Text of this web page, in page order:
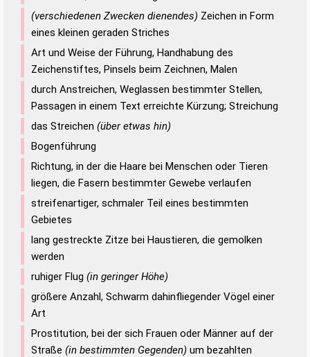
(verschiedenen Zwecken dienendes) Zeichen in Form
eines kleinen geraden Striches
Art und Weise der Führung, Handhabung des
Zeichenstiftes, Pinsels beim Zeichnen, Malen
durch Anstreichen, Weglassen bestimmter Stellen,
Passagen in einem Text erreichte Kürzung; Streichung
das Streichen (über etwas hin)
Bogenführung
Richtung, in der die Haare bei Menschen oder Tieren
liegen, die Fasern bestimmter Gewebe verlaufen
streifenartiger, schmaler Teil eines bestimmten
Gebietes
lang gestreckte Zitze bei Haustieren, die gemolken
werden
ruhiger Flug (in geringer Höhe)
größere Anzahl, Schwarm dahinfliegender Vögel einer
Art
Prostitution, bei der sich Frauen oder Männer auf der
Straße (in bestimmten Gegenden) um bezahlten